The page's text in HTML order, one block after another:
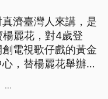
濟臺灣人來講，是
麗花，對4歲登
電視歌仔戲的黃金
，替楊麗花舉辦頭
題、導言為台語
...